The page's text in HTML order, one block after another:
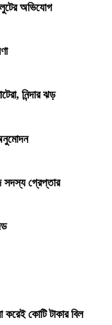
লুটের অভিযোগ
নিন্দার ঝড়
সদস্য গ্রেপ্তার
করেই কোটি টাকার বিল